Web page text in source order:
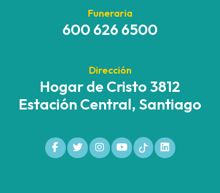
Funeraria
600 626 6500
Dirección
Hogar de Cristo 3812
Estación Central, Santiago